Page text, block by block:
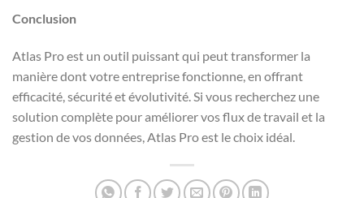
Conclusion
Atlas Pro est un outil puissant qui peut transformer la
manière dont votre entreprise fonctionne, en offrant
efficacité, sécurité et évolutivité. Si vous recherchez une
solution complète pour améliorer vos flux de travail et la
gestion de vos données, Atlas Pro est le choix idéal.